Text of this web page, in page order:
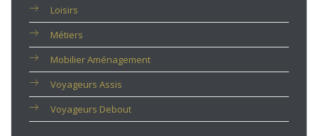
Loisirs
Métiers
Mobilier Aménagement
Voyageurs Assis
Voyageurs Debout